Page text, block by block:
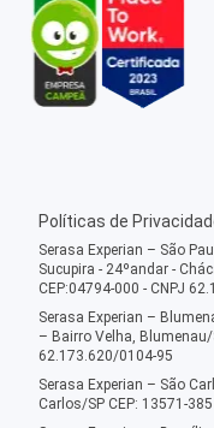
Políticas de
Serasa Experian – São
Sucupira - 24ºandar -
CEP:04794-000 - CNPJ
Serasa Experian –
– Bairro Velha, Blumenau/
62.173.620/0104-95
Serasa Experian – São
Carlos/SP CEP: 13571-